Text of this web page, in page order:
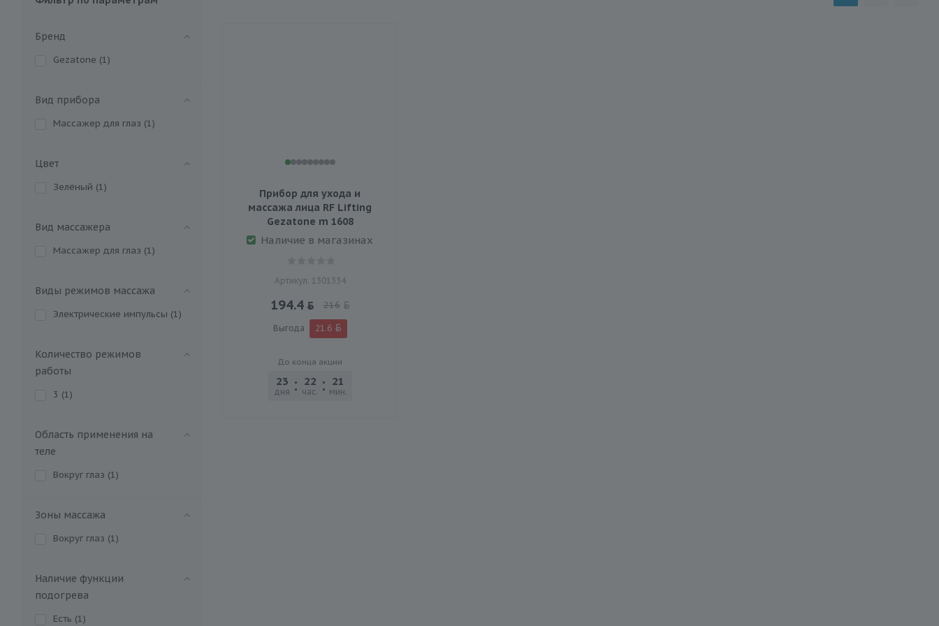
Прибор для ухода и
массажа лица RF Lifting
Gezatone m 1608
Наличие в магазинах
Артикул: 1301334
194.4 216
Выгода 21.6
До конца акции
23
дня
22
час.
21
мин.
Бренд
Gezatone (1)
Вид прибора
Массажер для глаз (1)
Цвет
Зелёный (1)
Вид массажера
Массажер для глаз (1)
Виды режимов массажа
Электрические импульсы (1)
Количество режимов
работы
3 (1)
Область применения на
теле
Вокруг глаз (1)
Зоны массажа
Вокруг глаз (1)
Наличие функции
подогрева
Есть (1)